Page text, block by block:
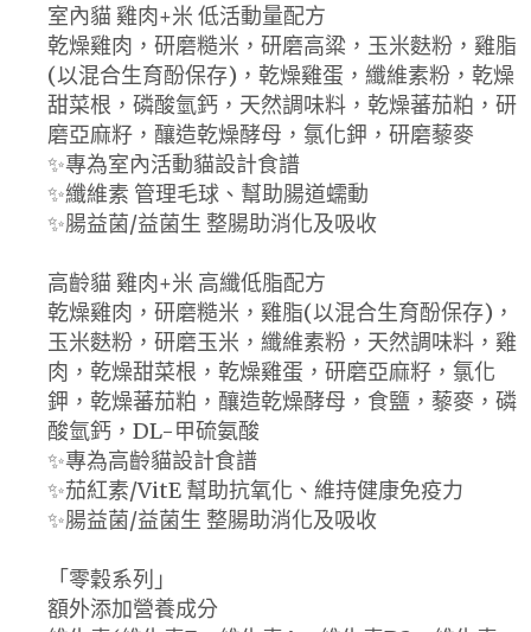
室內貓 雞肉+米 低活動量配方
乾燥雞肉，研磨糙米，研磨高粱，玉米麩粉，雞脂
(以混合生育酚保存)，乾燥雞蛋，纖維素粉，乾燥
甜菜根，磷酸氫鈣，天然調味料，乾燥蕃茄粕，研
磨亞麻籽，釀造乾燥酵母，氯化鉀，研磨藜麥
✨專為室內活動貓設計食譜
✨纖維素 管理毛球、幫助腸道蠕動
✨腸益菌/益菌生 整腸助消化及吸收
高齡貓 雞肉+米 高纖低脂配方
乾燥雞肉，研磨糙米，雞脂(以混合生育酚保存)，
玉米麩粉，研磨玉米，纖維素粉，天然調味料，雞
肉，乾燥甜菜根，乾燥雞蛋，研磨亞麻籽，氯化
鉀，乾燥蕃茄粕，釀造乾燥酵母，食鹽，藜麥，磷
酸氫鈣，DL-甲硫氨酸
✨專為高齡貓設計食譜
✨茄紅素/VitE 幫助抗氧化、維持健康免疫力
✨腸益菌/益菌生 整腸助消化及吸收
「零穀系列」
額外添加營養成分